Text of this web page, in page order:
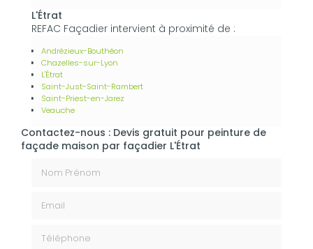
L'Étrat
REFAC Façadier intervient à proximité de :
Andrézieux-Bouthéon
Chazelles-sur-Lyon
L'Étrat
Saint-Just-Saint-Rambert
Saint-Priest-en-Jarez
Veauche
Contactez-nous : Devis gratuit pour peinture de
façade maison par façadier L'Étrat